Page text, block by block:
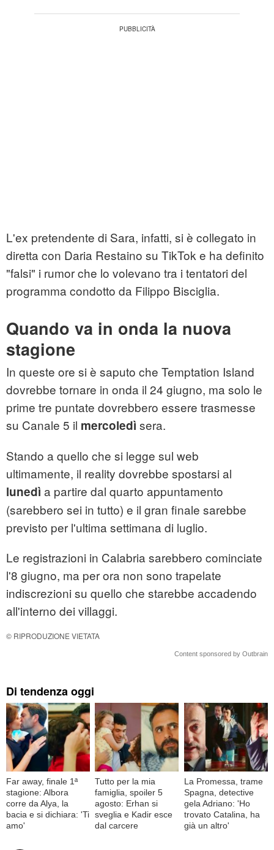
L'ex pretendente di Sara, infatti, si è collegato in
diretta con Daria Restaino su TikTok e ha definito
"falsi" i rumor che lo volevano tra i tentatori del
programma condotto da Filippo Bisciglia.
Quando va in onda la nuova
stagione
In queste ore si è saputo che Temptation Island
dovrebbe tornare in onda il 24 giugno, ma solo le
prime tre puntate dovrebbero essere trasmesse
su Canale 5 il mercoledì sera.
Stando a quello che si legge sul web
ultimamente, il reality dovrebbe spostarsi al
lunedì a partire dal quarto appuntamento
(sarebbero sei in tutto) e il gran finale sarebbe
previsto per l'ultima settimana di luglio.
Le registrazioni in Calabria sarebbero cominciate
l'8 giugno, ma per ora non sono trapelate
indiscrezioni su quello che starebbe accadendo
all'interno dei villaggi.
© RIPRODUZIONE VIETATA
Content sponsored by Outbrain
Di tendenza oggi
Far away, finale 1ª
stagione: Albora
corre da Alya, la
bacia e si dichiara: 'Ti
amo'
Tutto per la mia
famiglia, spoiler 5
agosto: Erhan si
sveglia e Kadir esce
dal carcere
La Promessa, trame
Spagna, detective
gela Adriano: 'Ho
trovato Catalina, ha
già un altro'